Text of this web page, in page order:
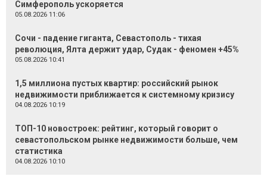
Симферополь ускоряется
05.08.2026 11:06
Сочи - падение гиганта, Севастополь - тихая
революция, Ялта держит удар, Судак - феномен +45%
05.08.2026 10:41
1,5 миллиона пустых квартир: российский рынок
недвижимости приближается к системному кризису
04.08.2026 10:19
ТОП-10 новостроек: рейтинг, который говорит о
севастопольском рынке недвижимости больше, чем
статистика
04.08.2026 10:10